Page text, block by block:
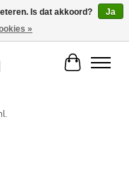
morgen in huis
Is dat akkoord?
Ja
»